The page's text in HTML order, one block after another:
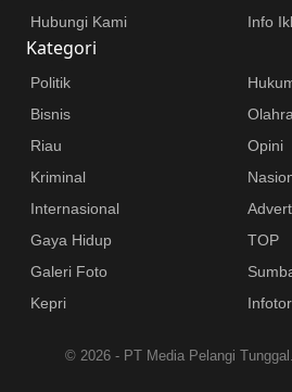
Hubungi Kami
Info
Kategori
Politik
Bisnis
Riau
Opini
Kriminal
Internasional
Gaya Hidup
TOP
Galeri Foto
Kepri
© 2026 - PT Media Pelangi